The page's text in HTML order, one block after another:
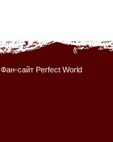
Фан-сайт Perfect World